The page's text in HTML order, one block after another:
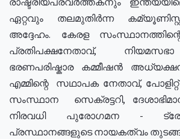
ഏറ്റവും തലമുതിർന്ന
അദ്ദേഹം. കേരള
പ്രതിപക്ഷനേതാവ്,
ഭരണപരിഷ്കാര കമ്മീഷൻ
എമ്മിന്റെ സഥാപക നേതാവ്,
സംസ്ഥാന സെക്രട്ടറി,
നിരവധി പുരോഗമന -
പ്രസ്ഥാനങ്ങളുടെ നായകത്വം